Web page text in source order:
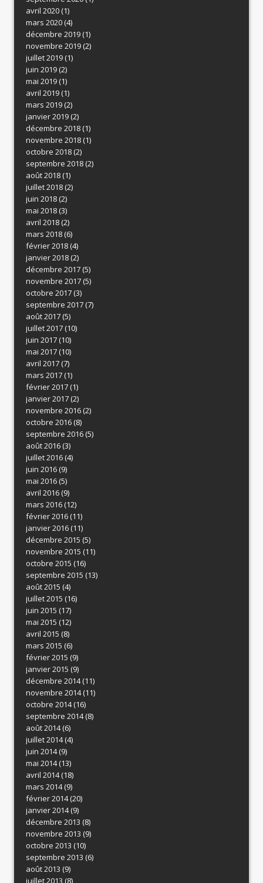
avril 2020(1)
mars 2020(4)
décembre 2019(1)
novembre 2019(2)
juillet 2019(1)
juin 2019(2)
mai 2019(1)
avril 2019(1)
mars 2019(2)
janvier 2019(2)
décembre 2018(1)
novembre 2018(1)
octobre 2018(2)
septembre 2018(2)
août 2018(1)
juillet 2018(2)
juin 2018(2)
mai 2018(3)
avril 2018(2)
mars 2018(6)
février 2018(4)
janvier 2018(2)
décembre 2017(5)
novembre 2017(5)
octobre 2017(3)
septembre 2017(7)
août 2017(5)
juillet 2017(10)
juin 2017(10)
mai 2017(10)
avril 2017(7)
mars 2017(1)
février 2017(1)
janvier 2017(2)
novembre 2016(2)
octobre 2016(8)
septembre 2016(5)
août 2016(3)
juillet 2016(4)
juin 2016(9)
mai 2016(5)
avril 2016(9)
mars 2016(12)
février 2016(11)
janvier 2016(11)
décembre 2015 (5)
novembre 2015 (11)
octobre 2015 (16)
septembre 2015 (13)
août 2015 (4)
juillet 2015 (16)
juin 2015 (17)
mai 2015 (12)
avril 2015 (8)
mars 2015 (6)
février 2015 (9)
janvier 2015 (9)
décembre 2014(11)
novembre 2014(11)
octobre 2014(16)
septembre 2014(8)
août 2014(6)
juillet 2014(4)
juin 2014(9)
mai 2014(13)
avril 2014(18)
mars 2014(9)
février 2014(20)
janvier 2014(9)
décembre 2013 (8)
novembre 2013 (9)
octobre 2013 (10)
septembre 2013 (6)
août 2013 (9)
juillet 2013 (8)